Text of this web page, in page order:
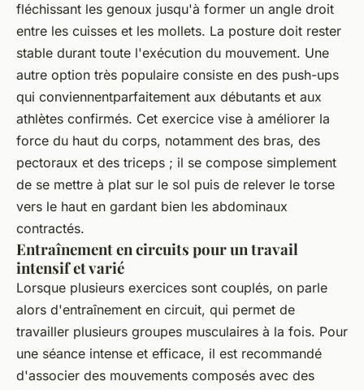
fléchissant les genoux jusqu'à former un angle droit
entre les cuisses et les mollets. La posture doit rester
stable durant toute l'exécution du mouvement. Une
autre option très populaire consiste en des push-ups
qui conviennentparfaitement aux débutants et aux
athlètes confirmés. Cet exercice vise à améliorer la
force du haut du corps, notamment des bras, des
pectoraux et des triceps ; il se compose simplement
de se mettre à plat sur le sol puis de relever le torse
vers le haut en gardant bien les abdominaux
contractés.
Entraînement en circuits pour un travail
intensif et varié
Lorsque plusieurs exercices sont couplés, on parle
alors d'entraînement en circuit, qui permet de
travailler plusieurs groupes musculaires à la fois. Pour
une séance intense et efficace, il est recommandé
d'associer des mouvements composés avec des